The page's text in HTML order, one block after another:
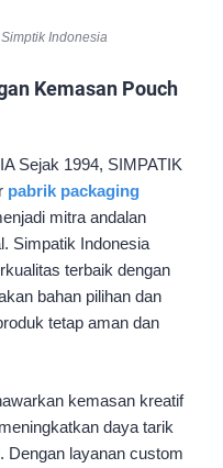
Indonesia
Kemasan Pouch
Sejak 1994, SIMPATIK
pabrik packaging
mitra andalan
Simpatik Indonesia
terbaik dengan
bahan pilihan dan
tetap aman dan
kemasan kreatif
daya tarik
Dengan layanan custom